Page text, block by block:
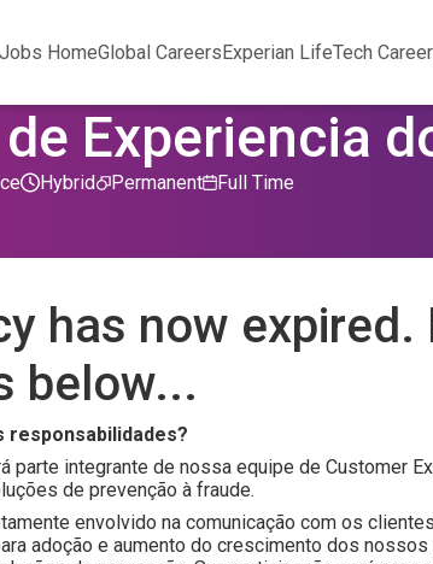
HomeGlobal CareersExperian LifeTech
Experiencia
Permanent
Hybrid Full Time
has now expired.
below...
responsabilidades?
parte integrante de nossa equipe de Customer
de prevenção à fraude.
envolvido na comunicação com os
adoção e aumento do crescimento dos